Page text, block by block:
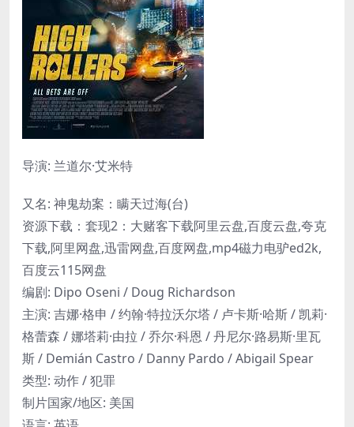
导演: 兰道尔·艾米特
又名: 神鬼劫案：瞒天过海(台)
资源下载：套现2：大赌客下载阿里云盘,百度云盘,夸克
下载,阿里网盘,迅雷网盘,百度网盘,mp4磁力电驴ed2k,
百度云115网盘
编剧: Dipo Oseni / Doug Richardson
主演: 吉娜·格申 / 约翰·特拉沃尔塔 / 卢卡斯·哈斯 / 凯莉·
格蕾森 / 娜塔莉·由拉 / 乔尔·科恩 / 丹尼尔·路易斯·里瓦
斯 / Demián Castro / Danny Pardo / Abigail Spear
类型: 动作 / 犯罪
制片国家/地区: 美国